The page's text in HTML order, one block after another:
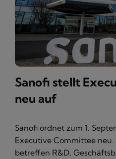
Sanofi stellt
neu auf
Sanofi ordnet zum 1.
Executive Committee
betreffen R&D,